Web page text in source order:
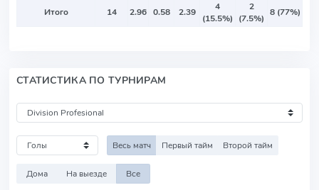
Итого 14 2.96 0.58 2.39
4
(15.5%)
2
(7.5%)
8 (77%)
СТАТИСТИКА ПО ТУРНИРАМ
Весь матч Первый тайм Второй тайм
Дома На выезде Все